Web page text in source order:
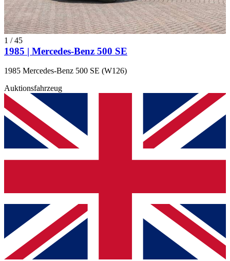
1 /45
1985 | Mercedes-Benz 500 SE
1985 Mercedes-Benz 500 SE (W126)
Auktionsfahrzeug